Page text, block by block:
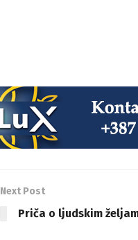
Next Post
Priča o ljudskim